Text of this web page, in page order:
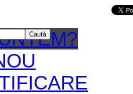
Caută